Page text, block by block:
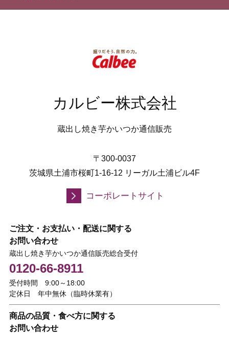
カルビー株式会社
蔵出し焼き芋かいつか通信販売
〒300-0037
茨城県土浦市桜町1-16-12 リーガル土浦ビル4F
コーポレートサイト
ご注文・お支払い・配送に関する
お問い合わせ
蔵出し焼き芋かいつか通信販売総合受付
0120-66-8911
受付時間 9:00～18:00
定休日 年中無休（臨時休業有）
商品の品質・食べ方に関する
お問い合わせ